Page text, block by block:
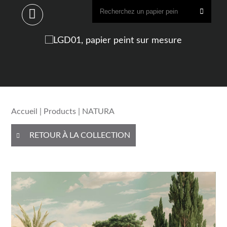
Accueil Products | NATURA
RETOUR À LA COLLECTION